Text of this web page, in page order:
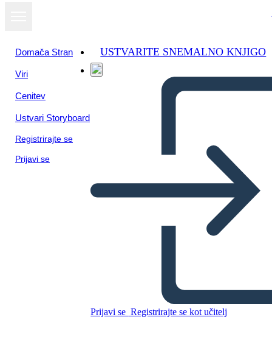
Domača Stran
Viri
Cenitev
Ustvari Storyboard
Registrirajte se
Prijavi se
USTVARITE SNEMALNO KNJIGO
Prijavi se Registrirajte se kot učitelj